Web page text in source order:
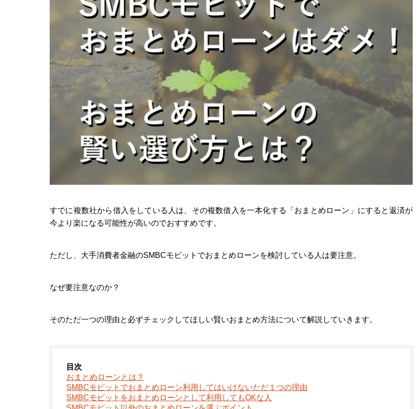
すでに複数社から借入をしている人は、その複数借入を一本化する「おまとめローン」にすると返済が
今より楽になる可能性が高いのでおすすめです。
ただし、大手消費者金融のSMBCモビットでおまとめローンを検討している人は要注意。
なぜ要注意なのか？
そのただ一つの理由と必ずチェックしてほしい賢いおまとめ方法について解説していきます。
目次
おまとめローンとは？
SMBCモビットでおまとめローン利用してはいけないただ１つの理由
SMBCモビットをおまとめローンとして利用してもOKな人